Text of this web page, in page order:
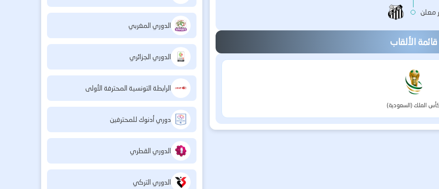
معلن
قائمة الألقاب
الملك (السعودية)
الدوري المغربي
الدوري الجزائري
الرابطة التونسية المحترفة الأولى
دوري أدنوك للمحترفين
الدوري القطري
الدوري التركي